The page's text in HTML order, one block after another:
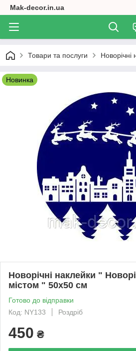
Mak-decor.in.ua
Товари та послуги Новорічні
Новинка
Новорічні наклейки "
містом " 50х50 см
Готово до відправки
Код: NY133
Роздріб
450 ₴